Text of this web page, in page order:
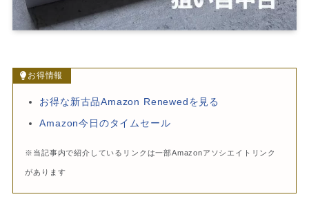
お得情報
お得な新古品Amazon Renewedを見る
Amazon今日のタイムセール
※当記事内で紹介しているリンクは一部Amazonアソシエイトリンク
があります